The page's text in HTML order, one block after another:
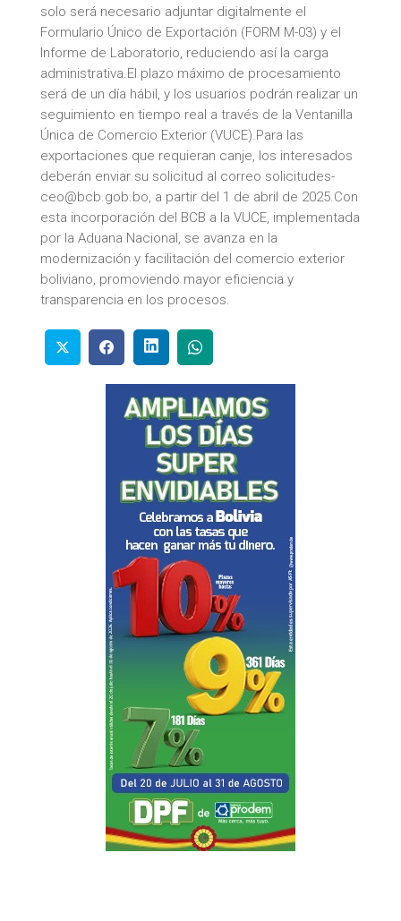
solo será necesario adjuntar digitalmente el
Formulario Único de Exportación (FORM M-03) y el
Informe de Laboratorio, reduciendo así la carga
administrativa.El plazo máximo de procesamiento
será de un día hábil, y los usuarios podrán realizar un
seguimiento en tiempo real a través de la Ventanilla
Única de Comercio Exterior (VUCE).Para las
exportaciones que requieran canje, los interesados
deberán enviar su solicitud al correo solicitudes-
ceo@bcb.gob.bo, a partir del 1 de abril de 2025.Con
esta incorporación del BCB a la VUCE, implementada
por la Aduana Nacional, se avanza en la
modernización y facilitación del comercio exterior
boliviano, promoviendo mayor eficiencia y
transparencia en los procesos.